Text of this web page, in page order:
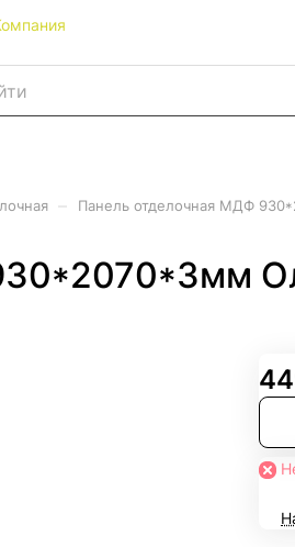
Панель отделочная МДФ